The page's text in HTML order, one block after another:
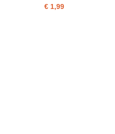
€ 1,99